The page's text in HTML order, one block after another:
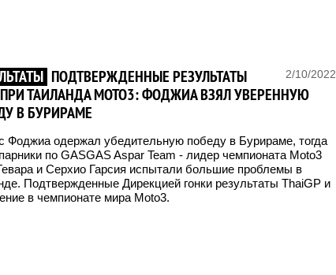
2/10/2022
ПОДТВЕРЖДЕННЫЕ РЕЗУЛЬТАТЫ
ТАИЛАНДА MOTO3: ФОДЖИА ВЗЯЛ УВЕРЕННУЮ
В БУРИРАМЕ
Фоджиа одержал убедительную победу в Бурираме, тогда
по GASGAS Aspar Team - лидер чемпионата Moto3
и Серхио Гарсия испытали большие проблемы в
Подтвержденные Дирекцией гонки результаты ThaiGP и
в чемпионате мира Moto3.